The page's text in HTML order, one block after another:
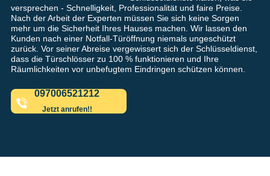
versprechen - Schnelligkeit, Professionalität und faire Preise.
Nach der Arbeit der Experten müssen Sie sich keine Sorgen
mehr um die Sicherheit Ihres Hauses machen. Wir lassen den
Kunden nach einer Notfall-Türöffnung niemals ungeschützt
zurück. Vor seiner Abreise vergewissert sich der Schlüsseldienst,
dass die Türschlösser zu 100 % funktionieren und Ihre
Räumlichkeiten vor unbefugtem Eindringen schützen können.
097006521212
Jetzt anrufen!!